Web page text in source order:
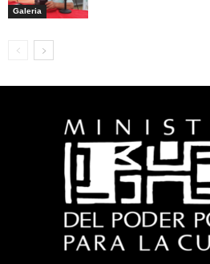
Galeria